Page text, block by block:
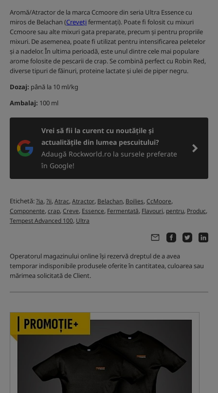
Aromă/Atractor de la marca Ccmoore din seria Ultra Essence cu
miros de Belachan (Crevețifermentați). Poate fi folosit cu mixuri
Ccmoore sau alte mixuri gata preparate, precum și pentru propriile
mixuri. De asemenea, poate fi utilizat pentru intensificarea peletelor
și a nadelor. În ultima perioadă, este unul dintre cele mai populare
arome folosite de pescarii de crap. Se combină perfect cu Robin Red,
diverse tipuri de făinuri, proteine lactate și ulei de piper negru.
Dozaj: până la 10 ml/kg
Ambalaj: 100 ml
Vrei să fii la curent cu noutățile și
actualitățile din lumea pescuitului?
Adaugă Rockworld.ro la sursele preferate
în Google!
Etichetă:?ia,?ii,Atrac,Atractor, Belachan, Boilies,CcMoore,
Componente,crap,Creve, Essence, Fermentată, Flavouri, pentru, Produc,
Tempest Advanced 100, Ultra
Operatorul magazinului online își rezervă dreptul de a avea
temporar indisponibile produsele oferite în cantitatea, culoarea sau
mărimea solicitată de Client.